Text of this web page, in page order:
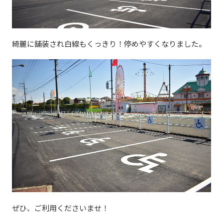
綺麗に舗装され白線もくっきり！停めやすくなりました。
ぜひ、ご利用くださいませ！